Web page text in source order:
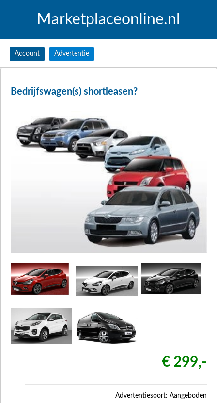
Marketplaceonline.nl
Account Advertentie
Bedrijfswagen(s) shortleasen?
€ 299,-
Advertentiesoort: Aangeboden